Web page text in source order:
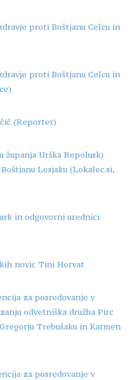
proti Boštjanu Celcu in
proti Boštjanu Celcu in
(Reporter)
županja Urška Repolusk)
Lesjaku (Lokalec.si,
in odgovorni urednici
novic Tini Horvat
za posredovanje v
odvetniška družba Pirc
Trebušaku in Karmen
za posredovanje v